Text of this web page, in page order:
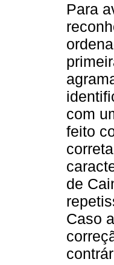
Para
com
feito
de
Caso